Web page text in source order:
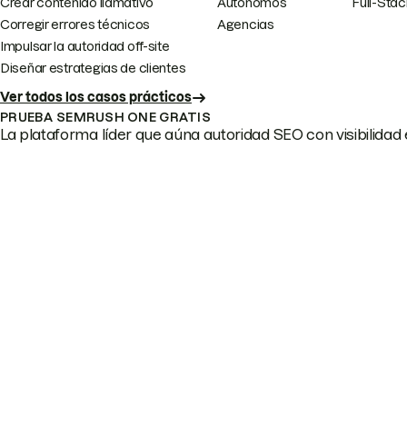
Corregir errores técnicos
Impulsar la autoridad off-site
Diseñar estrategias de clientes
Ver todos los casos prácticos
Agencias
PRUEBA SEMRUSH ONE GRATIS
La plataforma líder que aúna autoridad SEO con visibilidad